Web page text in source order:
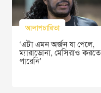
আলাপচারিতা
‘এটা এমন অর্জন যা পেলে,
ম্যারাডোনা, মেসিরাও করতে
পারেনি’